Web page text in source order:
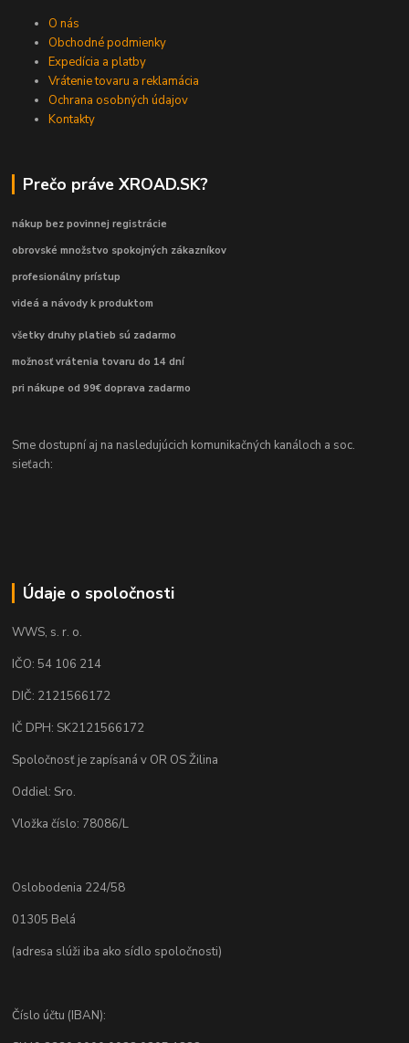
O nás
Obchodné podmienky
Expedícia a platby
Vrátenie tovaru a reklamácia
Ochrana osobných údajov
Kontakty
Prečo práve XROAD.SK?
nákup bez povinnej registrácie
obrovské množstvo spokojných zákazníkov
profesionálny prístup
videá a návody k produktom
všetky druhy platieb sú zadarmo
možnosť vrátenia tovaru do 14 dní
pri nákupe od 99€ doprava zadarmo
Sme dostupní aj na nasledujúcich komunikačných kanáloch a soc.
sieťach:
Údaje o spoločnosti
WWS, s. r. o.
IČO: 54 106 214
DIČ: 2121566172
IČ DPH: SK2121566172
Spoločnosť je zapísaná v OR OS Žilina
Oddiel: Sro.
Vložka číslo: 78086/L
Oslobodenia 224/58
01305 Belá
(adresa slúži iba ako sídlo spoločnosti)
Číslo účtu (IBAN):